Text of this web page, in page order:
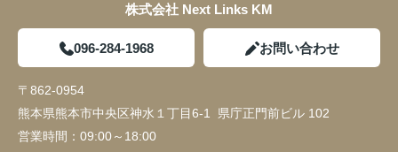
株式会社 Next Links KM
096-284-1968 お問い合わせ
〒862-0954
熊本県熊本市中央区神水１丁目6-1 県庁正門前ビル 102
営業時間： 09:00～18:00